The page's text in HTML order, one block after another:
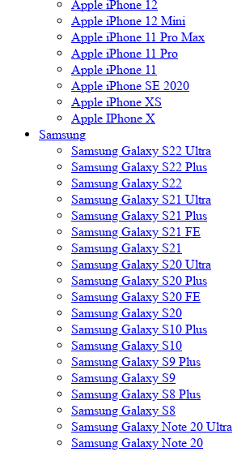
Apple iPhone 12
Apple iPhone 12 Mini
Apple iPhone 11 Pro Max
Apple iPhone 11 Pro
Apple iPhone 11
Apple iPhone SE 2020
Apple iPhone XS
Apple IPhone X
Samsung
Samsung Galaxy S22 Ultra
Samsung Galaxy S22 Plus
Samsung Galaxy S22
Samsung Galaxy S21 Ultra
Samsung Galaxy S21 Plus
Samsung Galaxy S21 FE
Samsung Galaxy S21
Samsung Galaxy S20 Ultra
Samsung Galaxy S20 Plus
Samsung Galaxy S20 FE
Samsung Galaxy S20
Samsung Galaxy S10 Plus
Samsung Galaxy S10
Samsung Galaxy S9 Plus
Samsung Galaxy S9
Samsung Galaxy S8 Plus
Samsung Galaxy S8
Samsung Galaxy Note 20 Ultra
Samsung Galaxy Note 20